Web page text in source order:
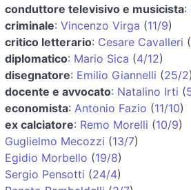
conduttore televisivo e musicista:
criminale: Vincenzo Virga (11/9)
critico letterario: Cesare Cavalleri (
diplomatico: Mario Sica (4/12)
disegnatore: Emilio Giannelli (25/2)
docente e avvocato: Natalino Irti (
economista: Antonio Fazio (11/10)
ex calciatore: Remo Morelli (10/9)
Guglielmo Mecozzi (13/7)
Egidio Morbello (19/8)
Sergio Pensotti (24/4)